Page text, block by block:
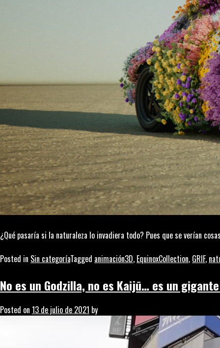
¿Qué pasaría si la naturaleza lo invadiera todo? Pues que se verían
Posted in Sin categoríaTagged animación3D, EquinoxCollection, GRIF,
No es un Godzilla, no es Kaijū… es un
Posted on 13 de julio de 2021 by